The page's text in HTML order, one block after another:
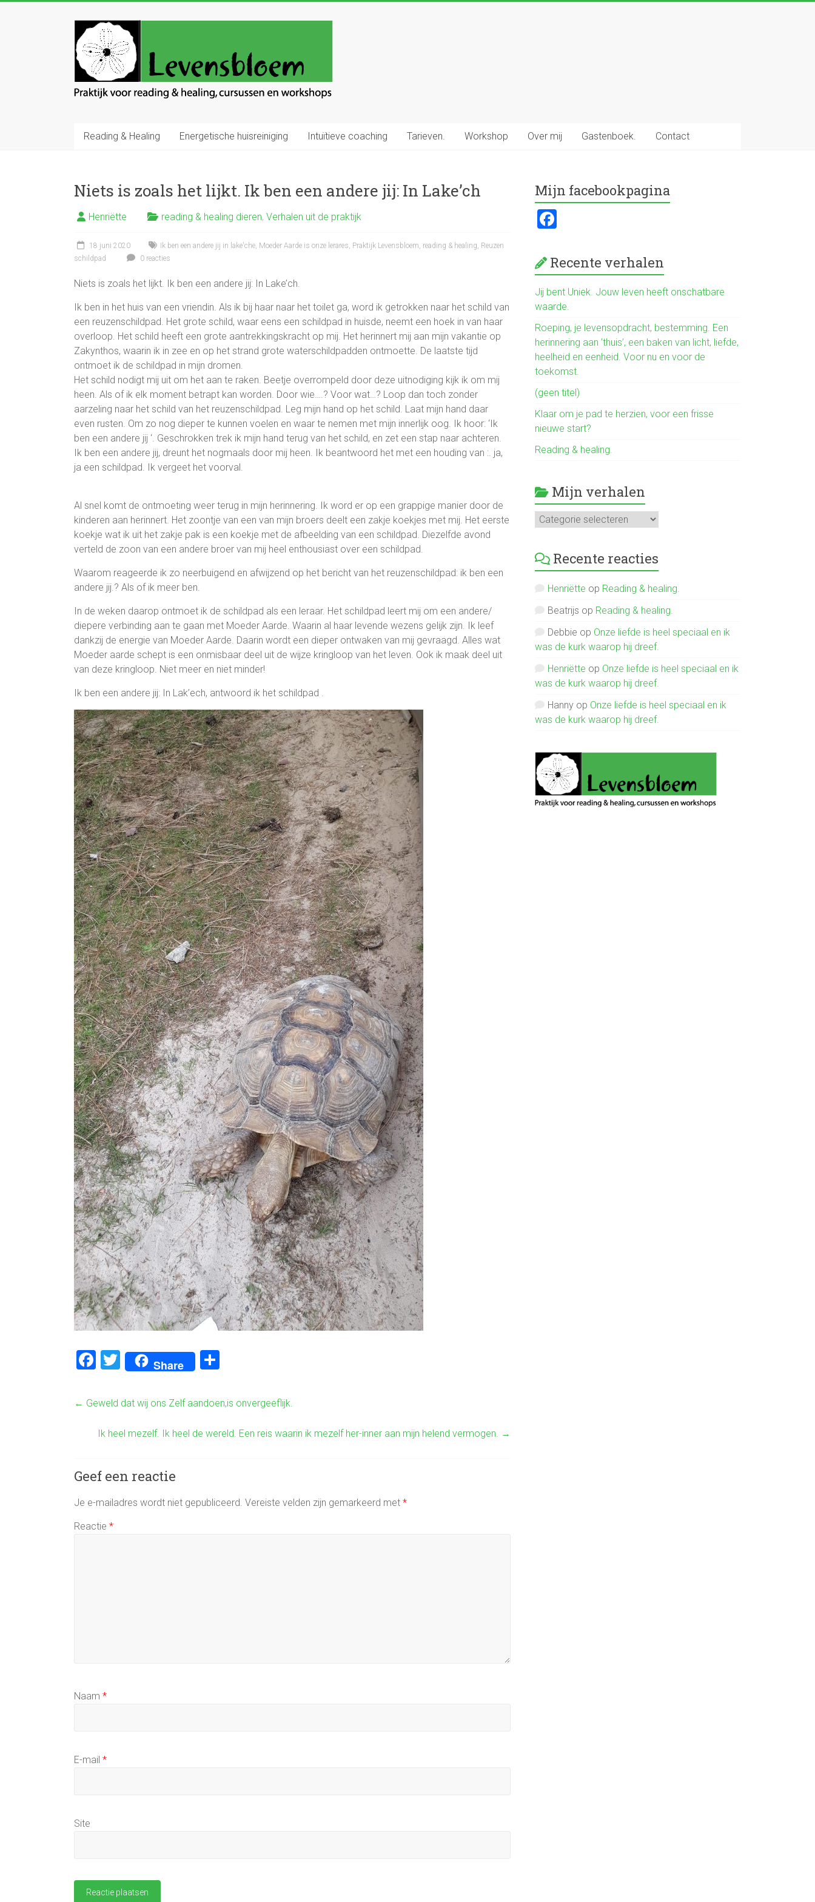
Levensbloem
Praktijk
voor
reading
Reading & Healing
Energetische huisreiniging Intuïtieve coaching Tarieven. Workshop Over mij Gastenboek. Contact
Niets is zoals het lijkt. Ik ben een andere jij: In Lake’ch
Henriëtte reading & healing dieren, Verhalen uit de praktijk
18 juni 2020 Ik ben een andere jij in lake'che, Moeder Aarde is onze lerares, Praktijk Levensbloem, reading & healing, Reuzen
schildpad
0 reacties
Niets is zoals het lijkt. Ik ben een andere jij: In Lake’ch.
Ik ben in het huis van een vriendin. Als ik bij haar naar het toilet ga, word ik getrokken naar het schild van
een reuzenschildpad. Het grote schild, waar eens een schildpad in huisde, neemt een hoek in van haar
overloop. Het schild heeft een grote aantrekkingskracht op mij. Het herinnert mij aan mijn vakantie op
Zakynthos, waarin ik in zee en op het strand grote waterschildpadden ontmoette. De laatste tijd
ontmoet ik de schildpad in mijn dromen.
Het schild nodigt mij uit om het aan te raken. Beetje overrompeld door deze uitnodiging kijk ik om mij
heen. Als of ik elk moment betrapt kan worden. Door wie….? Voor wat…? Loop dan toch zonder
aarzeling naar het schild van het reuzenschildpad. Leg mijn hand op het schild. Laat mijn hand daar
even rusten. Om zo nog dieper te kunnen voelen en waar te nemen met mijn innerlijk oog. Ik hoor: ‘Ik
ben een andere jij ‘. Geschrokken trek ik mijn hand terug van het schild, en zet een stap naar achteren.
Ik ben een andere jij, dreunt het nogmaals door mij heen. Ik beantwoord het met een houding van :. ja,
ja een schildpad. Ik vergeet het voorval.
Al snel komt de ontmoeting weer terug in mijn herinnering. Ik word er op een grappige manier door de
kinderen aan herinnert. Het zoontje van een van mijn broers deelt een zakje koekjes met mij. Het eerste
koekje wat ik uit het zakje pak is een koekje met de afbeelding van een schildpad. Diezelfde avond
verteld de zoon van een andere broer van mij heel enthousiast over een schildpad.
Waarom reageerde ik zo neerbuigend en afwijzend op het bericht van het reuzenschildpad: ik ben een
andere jij.? Als of ik meer ben.
In de weken daarop ontmoet ik de schildpad als een leraar. Het schildpad leert mij om een andere/
diepere verbinding aan te gaan met Moeder Aarde. Waarin al haar levende wezens gelijk zijn. Ik leef
dankzij de energie van Moeder Aarde. Daarin wordt een dieper ontwaken van mij gevraagd. Alles wat
Moeder aarde schept is een onmisbaar deel uit de wijze kringloop van het leven. Ook ik maak deel uit
van deze kringloop. Niet meer en niet minder!
Ik ben een andere jij: In Lak’ech, antwoord ik het schildpad .
F
ce
o
T
wi
tt
Share
e
← Geweld dat wij ons Zelf aandoen,is onvergeeflijk.
Ik heel mezelf. Ik heel de wereld. Een reis waarin ik mezelf her-inner aan mijn helend vermogen. →
Geef een reactie
Je e-mailadres wordt niet gepubliceerd. Vereiste velden zijn gemarkeerd met *
Reactie *
Naam *
E-mail *
Site
Mijn facebookpagina
ce
b
o
ok
Recente verhalen
Jij bent Uniek. Jouw leven heeft onschatbare
waarde.
Roeping, je levensopdracht, bestemming. Een
herinnering aan ’thuis’, een baken van licht, liefde,
heelheid en eenheid. Voor nu en voor de
toekomst.
(geen titel)
Klaar om je pad te herzien, voor een frisse
nieuwe start?
Reading & healing.
Mijn verhalen
Mijn
verhalen
Recente reacties
Henriëtte op Reading & healing.
Beatrijs op Reading & healing.
Debbie op Onze liefde is heel speciaal en ik
was de kurk waarop hij dreef.
Henriëtte op Onze liefde is heel speciaal en ik
was de kurk waarop hij dreef.
Hanny op Onze liefde is heel speciaal en ik
was de kurk waarop hij dreef.